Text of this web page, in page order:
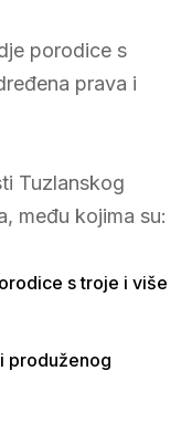
porodice s
prava i
Tuzlanskog
među kojima su:
s troje i više
produženog